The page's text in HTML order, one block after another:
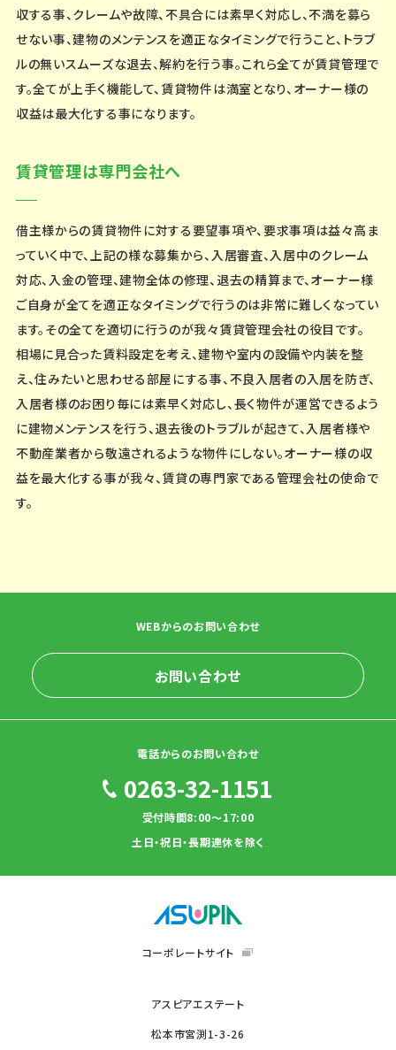
収する事、クレームや故障、不具合には素早く対応し、不満を募ら
せない事、建物のメンテンスを適正なタイミングで行うこと、トラブ
ルの無いスムーズな退去、解約を行う事。これら全てが賃貸管理で
す。全てが上手く機能して、賃貸物件は満室となり、オーナー様の
収益は最大化する事になります。
賃貸管理は専門会社へ
借主様からの賃貸物件に対する要望事項や、要求事項は益々高ま
っていく中で、上記の様な募集から、入居審査、入居中のクレーム
対応、入金の管理、建物全体の修理、退去の精算まで、オーナー様
ご自身が全てを適正なタイミングで行うのは非常に難しくなってい
ます。その全てを適切に行うのが我々賃貸管理会社の役目です。
相場に見合った賃料設定を考え、建物や室内の設備や内装を整
え、住みたいと思わせる部屋にする事、不良入居者の入居を防ぎ、
入居者様のお困り毎には素早く対応し、長く物件が運営できるよう
に建物メンテンスを行う、退去後のトラブルが起きて、入居者様や
不動産業者から敬遠されるような物件にしない。オーナー様の収
益を最大化する事が我々、賃貸の専門家である管理会社の使命で
す。
WEBからのお問い合わせ
お問い合わせ
電話からのお問い合わせ
0263-32-1151
受付時間8:00～17:00
土日・祝日・長期連休を除く
コーポレートサイト
アスピアエステート
松本市宮渕1-3-26